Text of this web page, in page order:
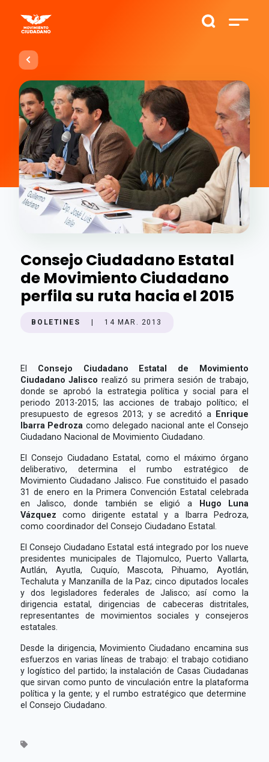
Consejo Ciudadano Estatal
de Movimiento Ciudadano
perfila su ruta hacia el 2015
BOLETINES 14 MAR. 2013
El Consejo Ciudadano Estatal de Movimiento
Ciudadano Jalisco realizó su primera sesión de trabajo,
donde se aprobó la estrategia política y social para el
periodo 2013-2015; las acciones de trabajo político; el
presupuesto de egresos 2013; y se acreditó a Enrique
Ibarra Pedroza como delegado nacional ante el Consejo
Ciudadano Nacional de Movimiento Ciudadano.
El Consejo Ciudadano Estatal, como el máximo órgano
deliberativo, determina el rumbo estratégico de
Movimiento Ciudadano Jalisco. Fue constituido el pasado
31 de enero en la Primera Convención Estatal celebrada
en Jalisco, donde también se eligió a Hugo Luna
Vázquez como dirigente estatal y a Ibarra Pedroza,
como coordinador del Consejo Ciudadano Estatal.
El Consejo Ciudadano Estatal está integrado por los nueve
presidentes municipales de Tlajomulco, Puerto Vallarta,
Autlán, Ayutla, Cuquío, Mascota, Pihuamo, Ayotlán,
Techaluta y Manzanilla de la Paz; cinco diputados locales
y dos legisladores federales de Jalisco; así como la
dirigencia estatal, dirigencias de cabeceras distritales,
representantes de movimientos sociales y consejeros
estatales.
Desde la dirigencia, Movimiento Ciudadano encamina sus
esfuerzos en varias líneas de trabajo: el trabajo cotidiano
y logístico del partido; la instalación de Casas Ciudadanas
que sirvan como punto de vinculación entre la plataforma
política y la gente; y el rumbo estratégico que determine
el Consejo Ciudadano.